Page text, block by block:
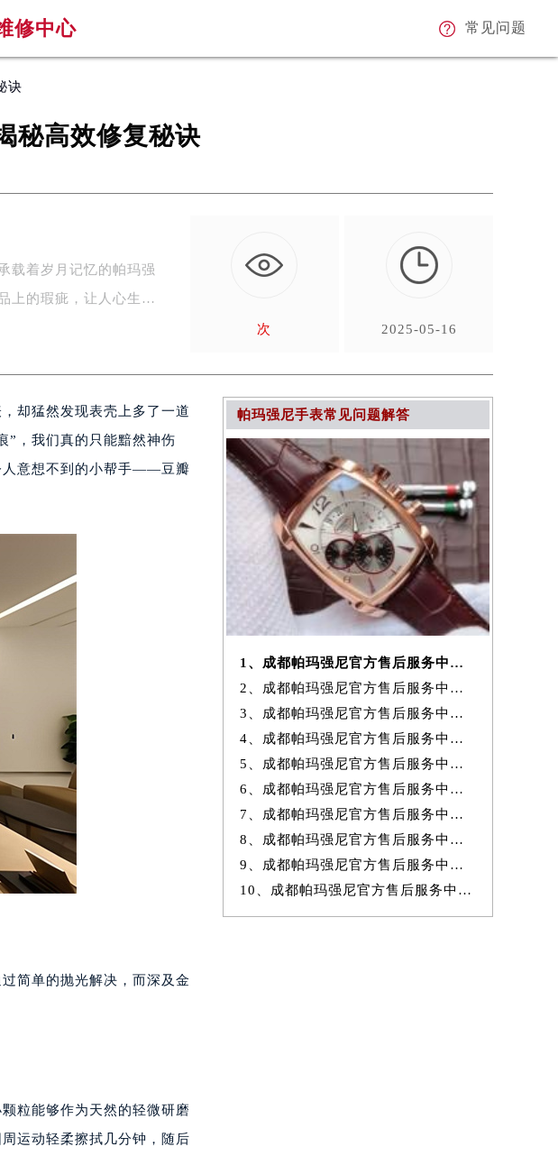
修中心 常见问题
诀
秘高效修复秘诀
载着岁月记忆的帕玛强
上的瑕疵，让人心生…
次 2025-05-16
却猛然发现表壳上多了一道
”，我们真的只能黯然神伤
人意想不到的小帮手——豆瓣
简单的抛光解决，而深及金
粒能够作为天然的轻微研磨
运动轻柔擦拭几分钟，随后
帕玛强尼手表常见问题解答
1、成都帕玛强尼官方售后服务中心｜地址与24小时服务电话权威信息公示
2、成都帕玛强尼官方售后服务中心｜全新热线及维修地址权威信息公示（20
3、成都帕玛强尼官方售后服务中心｜地址及官方联系电话权威信息公示（20
4、成都帕玛强尼官方售后服务中心｜最新维修地址及官方电话权威信息公
5、成都帕玛强尼官方售后服务中心｜网点地址与售后电话权威信息公示（20
6、成都帕玛强尼官方售后服务中心｜最新地址与客服电话权威信息公示（20
7、成都帕玛强尼官方售后服务中心｜官方电话和网点地址权威信息公示（20
8、成都帕玛强尼官方售后服务中心｜详细网点地址及热线权威信息公示（20
9、成都帕玛强尼官方售后服务中心｜详细网点地址与售后热线权威信息公
10、成都帕玛强尼官方售后服务中心｜全新地址及售后电话权威信息公示（20